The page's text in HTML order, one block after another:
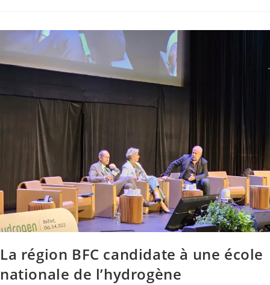
La région BFC candidate à une école
nationale de l’hydrogène